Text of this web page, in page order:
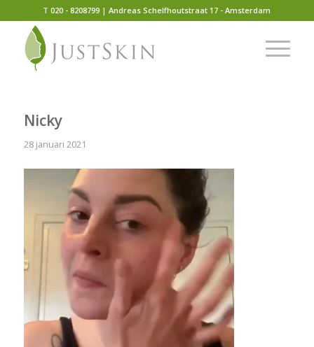
T 020 - 8208799 | Andreas Schelfhoutstraat 17 - Amsterdam
Nicky
28 januari 2021